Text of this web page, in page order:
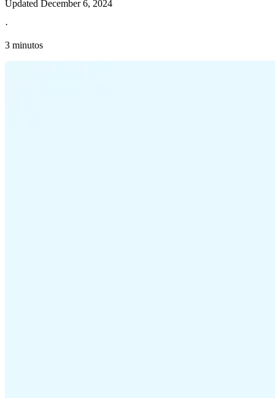
Updated December 6, 2024
·
3 minutos